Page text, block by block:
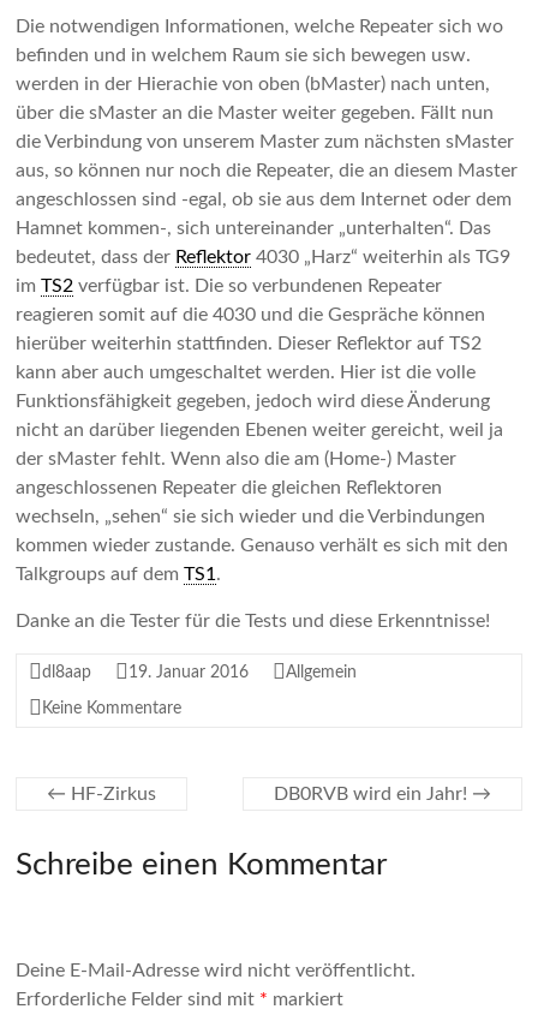
Die notwendigen Informationen, welche Repeater sich wo
befinden und in welchem Raum sie sich bewegen usw.
werden in der Hierachie von oben (bMaster) nach unten,
über die sMaster an die Master weiter gegeben. Fällt nun
die Verbindung von unserem Master zum nächsten sMaster
aus, so können nur noch die Repeater, die an diesem Master
angeschlossen sind -egal, ob sie aus dem Internet oder dem
Hamnet kommen-, sich untereinander „unterhalten“. Das
bedeutet, dass der Reflektor 4030 „Harz“ weiterhin als TG9
imTS2 verfügbar ist. Die so verbundenen Repeater
reagieren somit auf die 4030 und die Gespräche können
hierüber weiterhin stattfinden. Dieser Reflektor auf TS2
kann aber auch umgeschaltet werden. Hier ist die volle
Funktionsfähigkeit gegeben, jedoch wird diese Änderung
nicht an darüber liegenden Ebenen weiter gereicht, weil ja
der sMaster fehlt. Wenn also die am (Home-) Master
angeschlossenen Repeater die gleichen Reflektoren
wechseln, „sehen“ sie sich wieder und die Verbindungen
kommen wieder zustande. Genauso verhält es sich mit den
Talkgroups auf demTS1 .
Danke an die Tester für die Tests und diese Erkenntnisse!
dl8aap 19. Januar 2016 Allgemein
Keine Kommentare
← HF-Zirkus DB0RVB wird ein Jahr! →
Schreibe einen Kommentar
Deine E-Mail-Adresse wird nicht veröffentlicht.
Erforderliche Felder sind mit * markiert